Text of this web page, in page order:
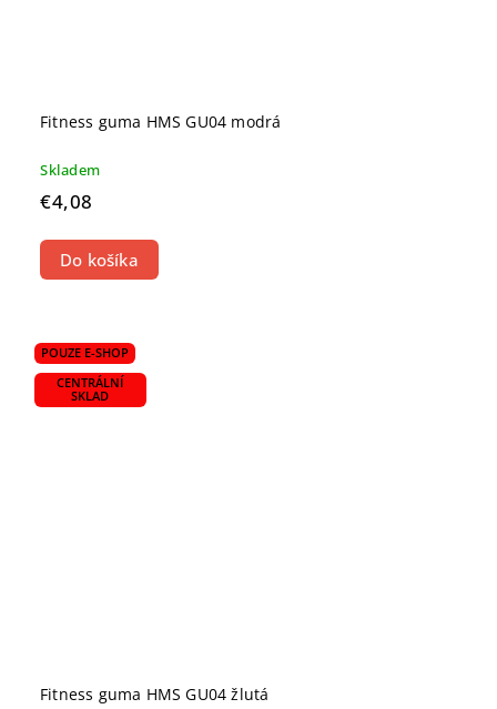
Fitness guma HMS GU04 modrá
Skladem
€4,08
Do košíka
POUZE E-SHOP
CENTRÁLNÍ
SKLAD
Fitness guma HMS GU04 žlutá